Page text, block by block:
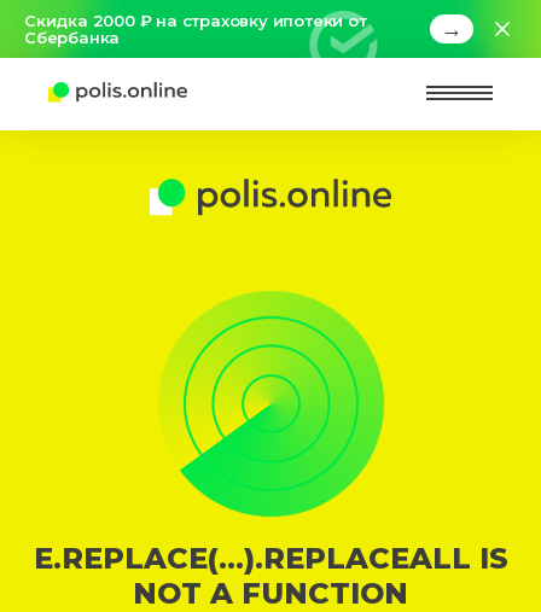
Скидка 2000 ₽ на страховку ипотеки от
Сбербанка
→
E.REPLACE(...).REPLACEALL IS
NOT A FUNCTION